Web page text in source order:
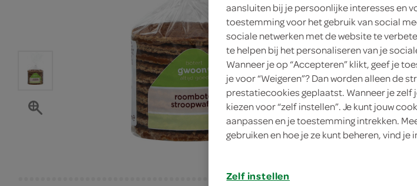
in winkelmand
Let op:
verwerkt in
aansluiten bij je persoonlijke interesses en
toestemming voor het gebruik van social
sociale netwerken met de website te
te helpen bij het personaliseren van je
Wanneer je op “Accepteren” klikt, geef je
je voor “Weigeren”? Dan worden alleen de
prestatiecookies geplaatst. Wanneer je zelf
kiezen voor “zelf instellen”. Je kunt jouw
aanpassen en je toestemming intrekken.
gebruiken en hoe je ze kunt beheren, vind je
Zelf instellen